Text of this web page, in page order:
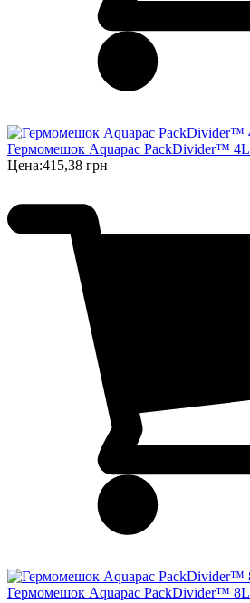
Гермомешок Aquapac PackDivider™ 4L
Цена:415,38 грн
Гермомешок Aquapac PackDivider™ 8L